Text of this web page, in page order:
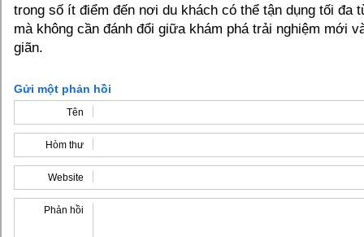
trong số ít điểm đến nơi du khách có thể tận dụng tối đa
mà không cần đánh đổi giữa khám phá trải nghiệm mới
giãn.
Gửi một phản hồi
Tên
Hòm thư
Website
Phản hồi